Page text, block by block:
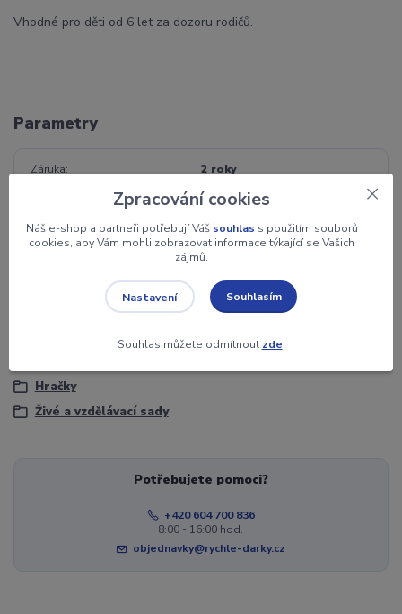
Vhodné pro děti od 6 let za dozoru rodičů.
Parametry
Záruka 2 roky
14+
pro 330 ml.
Zboží zařazeno v kategoriích
Hračky
Živé a vzdělávací sady
Potřebujete pomoci?
+420 604 700 836
8:00 - 16:00 hod.
objednavky@rychle-darky.cz
Zpracování cookies
Náš e-shop a partneři potřebují Váš souhlas s použitím souborů
cookies, aby Vám mohli zobrazovat informace týkající se Vašich
zájmů.
Nastavení Souhlasím
Souhlas můžete odmítnout zde.